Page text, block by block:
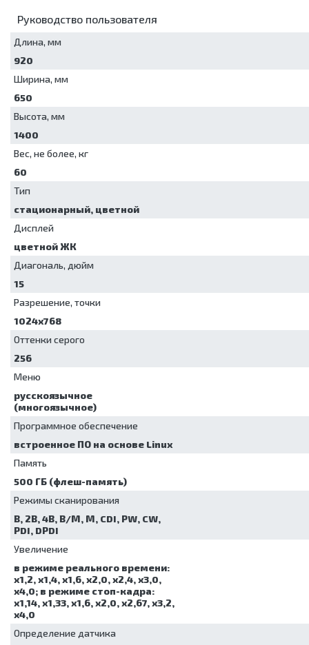
Руководство пользователя
Длина, мм
920
Ширина, мм
650
Высота, мм
1400
Вес, не более, кг
60
Тип
стационарный, цветной
Дисплей
цветной ЖК
Диагональ, дюйм
15
Разрешение, точки
1024х768
Оттенки серого
256
Меню
русскоязычное
(многоязычное)
Программное обеспечение
встроенное ПО на основе Linux
Память
500 ГБ (флеш-память)
Режимы сканирования
В, 2В, 4В, В/М, М, CDI, PW, CW,
PDI, DPDI
Увеличение
в режиме реального времени:
х1,2, х1,4, х1,6, х2,0, х2,4, х3,0,
х4,0; в режиме стоп-кадра:
х1,14, х1,33, х1,6, х2,0, х2,67, х3,2,
х4,0
Определение датчика